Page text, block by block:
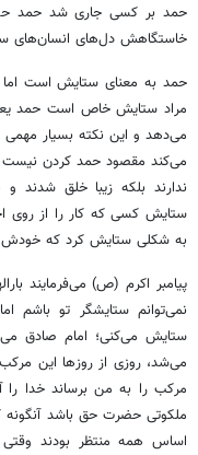
حمد بر کسی جاری شد حمد
خاستگاهش دل‌های انسان‌های
حمدبه معنای ستایش است
مراد ستایش خاص است حمد
می‌دهد و این نکته بسیار
می‌کند مقصود حمد کردن نیست
ندارند بلکه زیبا خلق شدند
ستایش کسی که کار را از روی
به شکلی ستایش کرد که خودش
پیامبر اکرم (ص)می‌فرمایند
نمی‌توانم ستایشگر تو باشم
ستایش می‌کنی؛ امام صادق
می‌شد، روزی از روزها این
مرکب را به من برساند خدا
ملکوتی حضرت حق باشد
اساس همه منتظر بودند